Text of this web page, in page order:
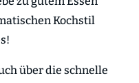
Kochstil
über die schnelle